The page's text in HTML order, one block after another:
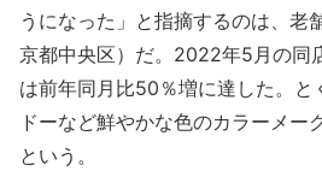
うになった」と指摘するのは、老
京都中央区）だ。2022年5月の同
は前年同月比50％増に達した。と
ドーなど鮮やかな色のカラーメー
という。